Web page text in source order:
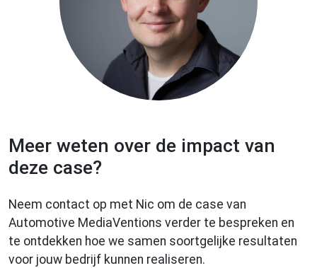
Meer weten over de impact van
deze case?
Neem contact op met Nic om de case van
Automotive MediaVentions verder te bespreken en
te ontdekken hoe we samen soortgelijke resultaten
voor jouw bedrijf kunnen realiseren.